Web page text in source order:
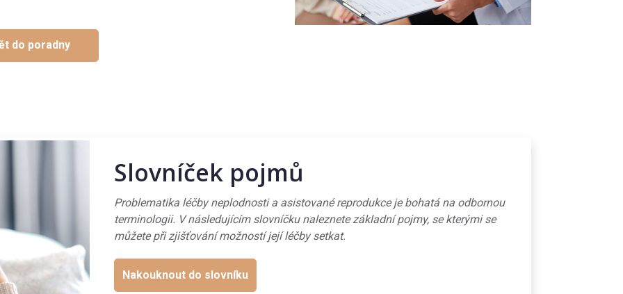
do poradny
Slovníček pojmů
Problematika léčby neplodnosti a asistované reprodukce je bohatá na odbornou
terminologii. V následujícím slovníčku naleznete základní pojmy, se kterými se
můžete při zjišťování možností její léčby setkat.
Nakouknout do slovníku